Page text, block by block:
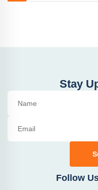
Stay
Follow